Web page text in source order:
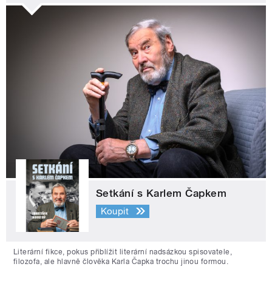
Setkání s Karlem Čapkem
Koupit
Literární fikce, pokus přiblížit literární nadsázkou spisovatele,
filozofa, ale hlavně člověka Karla Čapka trochu jinou formou.